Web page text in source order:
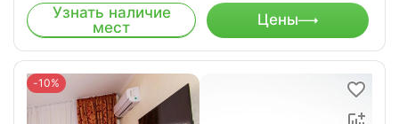
Узнать наличие
мест
Цены
-10%